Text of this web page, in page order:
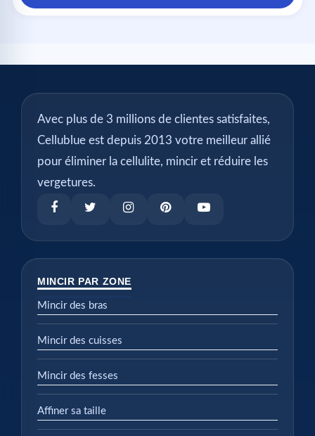
Avec plus de 3 millions de clientes satisfaites,
Cellublue est depuis 2013 votre meilleur allié
pour éliminer la cellulite, mincir et réduire les
vergetures.
MINCIR PAR ZONE
Mincir des bras
Mincir des cuisses
Mincir des fesses
Affiner sa taille